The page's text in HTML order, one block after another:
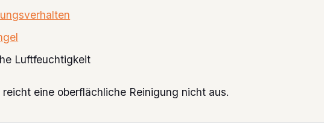
Luftfeuchtigkeit
reicht eine oberflächliche Reinigung nicht aus.